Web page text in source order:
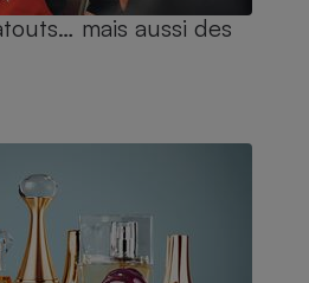
mais aussi des